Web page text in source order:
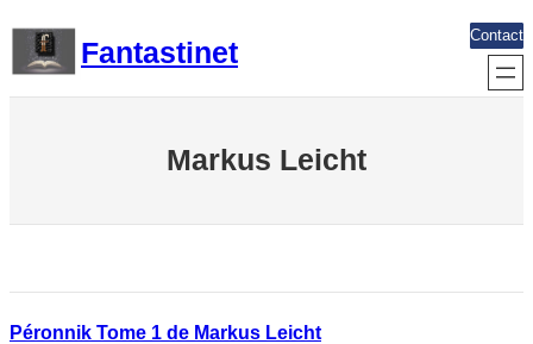
contenu
Fantastinet
Contact
Markus Leicht
Péronnik Tome 1 de Markus Leicht